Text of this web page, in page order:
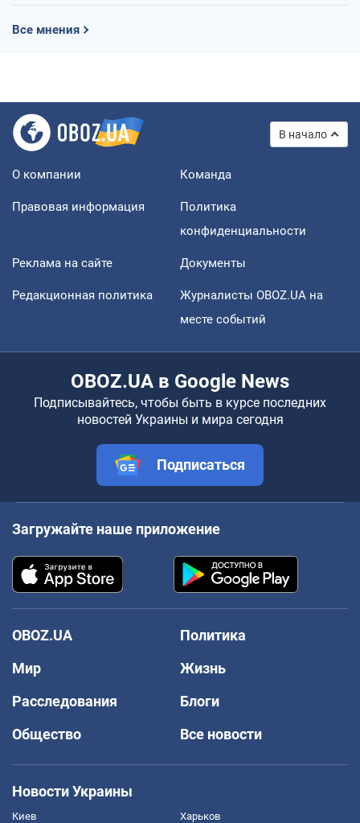
Все мнения
В начало
О компании Команда
Правовая информация
Политика
конфиденциальности
Реклама на сайте Документы
Редакционная политика
Журналисты OBOZ.UA на
месте событий
OBOZ.UA в Google News
Подписывайтесь, чтобы быть в курсе последних
новостей Украины и мира сегодня
Подписаться
Загружайте наше приложение
OBOZ.UA
Политика
Мир
Жизнь
Расследования
Блоги
Общество
Все новости
Новости Украины
Киев Харьков